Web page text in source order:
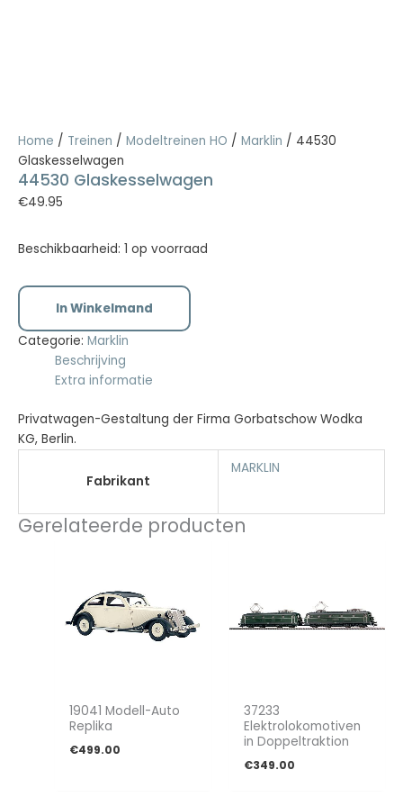
Home / Treinen / Modeltreinen HO / Marklin / 44530
Glaskesselwagen
44530 Glaskesselwagen
€49.95
Beschikbaarheid: 1 op voorraad
In Winkelmand
Categorie: Marklin
Beschrijving
Extra informatie
Privatwagen-Gestaltung der Firma Gorbatschow Wodka
KG, Berlin.
Fabrikant
MARKLIN
Gerelateerde producten
19041 Modell-Auto
Replika
€499.00
37233
Elektrolokomotiven
in Doppeltraktion
€349.00